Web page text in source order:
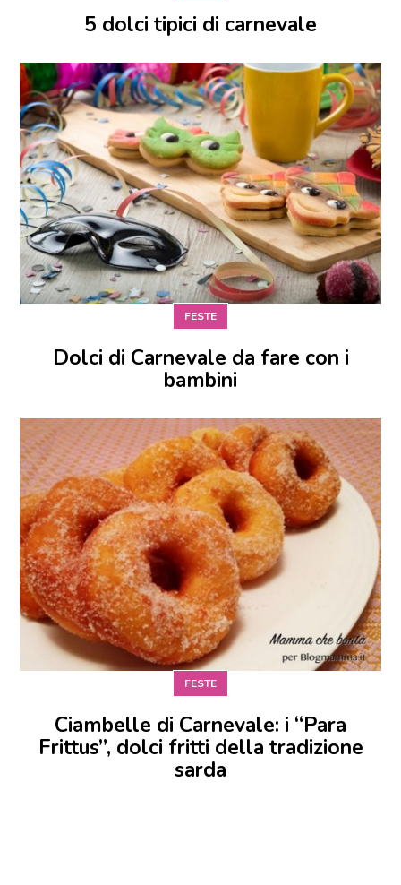
5 dolci tipici di carnevale
FESTE
Dolci di Carnevale da fare con i
bambini
FESTE
Ciambelle di Carnevale: i “Para
Frittus”, dolci fritti della tradizione
sarda